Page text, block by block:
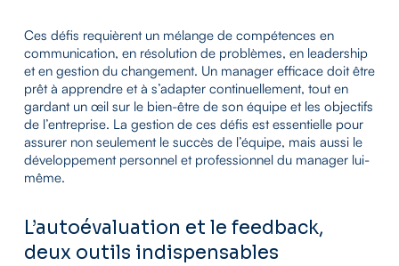
Ces défis requièrent un mélange de compétences en
communication, en résolution de problèmes, en leadership
et en gestion du changement. Un manager efficace doit être
prêt à apprendre et à s’adapter continuellement, tout en
gardant un œil sur le bien-être de son équipe et les objectifs
de l’entreprise. La gestion de ces défis est essentielle pour
assurer non seulement le succès de l’équipe, mais aussi le
développement personnel et professionnel du manager lui-
même.
L’autoévaluation et le feedback,
deux outils indispensables